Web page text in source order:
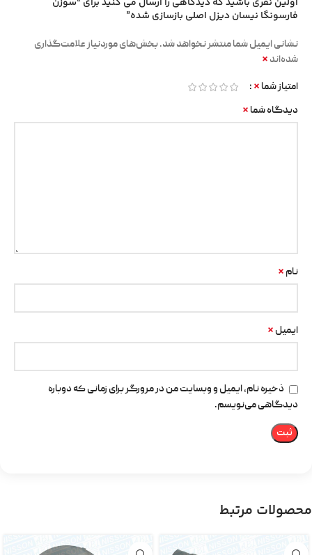
فارسونگا نیسان دیزل اصلی بازسازی شده”
نشانی ایمیل شما منتشر نخواهد شد.بخش‌های موردنیاز علامت‌گذاری
شده‌اند *
امتیاز شما *
دیدگاه شما *
نام *
ایمیل *
ذخیره نام، ایمیل و وبسایت من در مرورگر برای زمانی که دوباره
دیدگاهی می‌نویسم.
محصولات مرتبط